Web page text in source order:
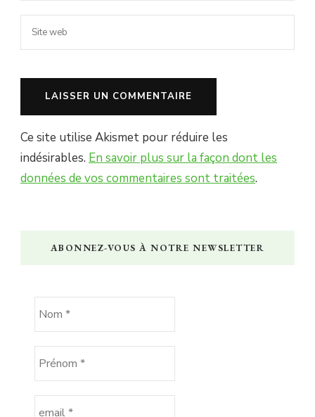
Ce site utilise Akismet pour réduire les
indésirables. En savoir plus sur la façon dont les
données de vos commentaires sont traitées.
ABONNEZ-VOUS À NOTRE NEWSLETTER